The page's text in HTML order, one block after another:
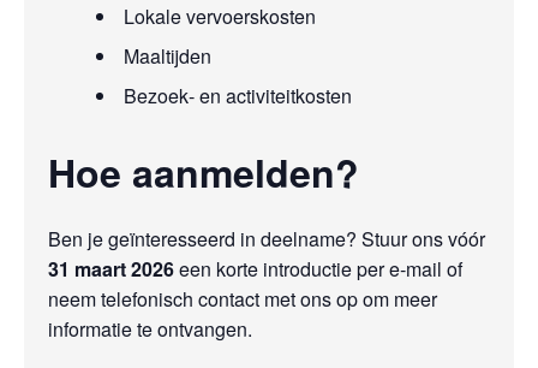
Lokale vervoerskosten
Maaltijden
Bezoek‑ en activiteitkosten
Hoe aanmelden?
Ben je geïnteresseerd in deelname? Stuur ons vóór
31 maart 2026een korte introductie per e‑mail of
neem telefonisch contact met ons op om meer
informatie te ontvangen.